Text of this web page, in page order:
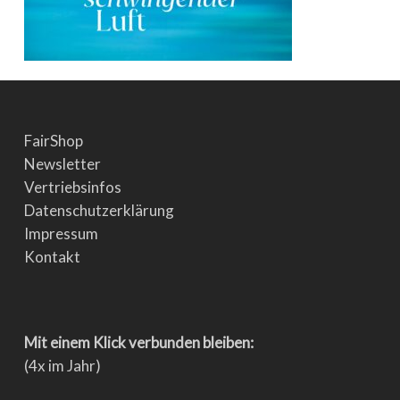
FairShop
Newsletter
Vertriebsinfos
Datenschutzerklärung
Impressum
Kontakt
Mit einem Klick verbunden bleiben:
(4x im Jahr)